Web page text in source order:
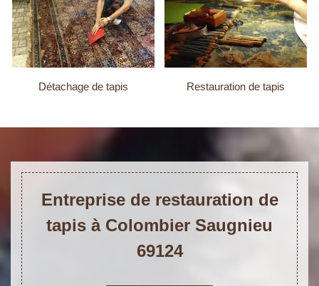
Détachage de tapis Restauration de tapis
Entreprise de restauration de
tapis à Colombier Saugnieu
69124